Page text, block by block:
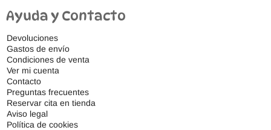
Ayuda y Contacto
Devoluciones
Gastos de envío
Condiciones de venta
Ver mi cuenta
Contacto
Preguntas frecuentes
Reservar cita en tienda
Aviso legal
Política de cookies